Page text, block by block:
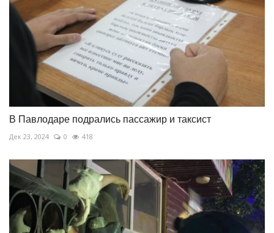
В Павлодаре подрались пассажир и таксист
Дек 23, 2024 0 418